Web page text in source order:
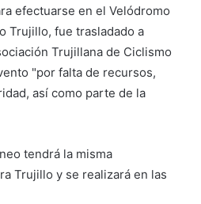
efectuarse en el Velódromo
Trujillo, fue trasladado a
Trujillana de Ciclismo
"por falta de recursos,
así como parte de la
tendrá la misma
Trujillo y se realizará en las